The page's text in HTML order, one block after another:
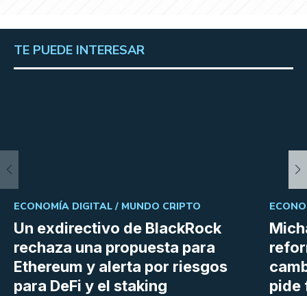
TE PUEDE INTERESAR
Un exdirectivo de BlackRock
rechaza una propuesta para
Ethereum y alerta por riesgos
para DeFi y el staking
ECONOMÍA DIGITAL / MUNDO CRIPTO
pide